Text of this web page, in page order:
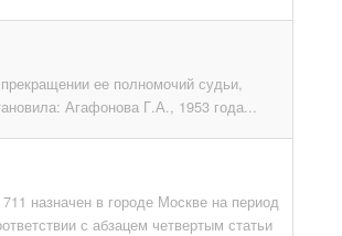
ее полномочий судьи,
Агафонова Г.А., 1953 года...
назначен в городе Москве на период
с абзацем четвертым статьи